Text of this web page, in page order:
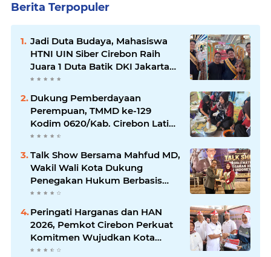
Berita Terpopuler
Jadi Duta Budaya, Mahasiswa
HTNI UIN Siber Cirebon Raih
Juara 1 Duta Batik DKI Jakarta
2026
Dukung Pemberdayaan
Perempuan, TMMD ke-129
Kodim 0620/Kab. Cirebon Latih
Ibu-Ibu Tata Boga
Talk Show Bersama Mahfud MD,
Wakil Wali Kota Dukung
Penegakan Hukum Berbasis
Integritas
Peringati Harganas dan HAN
2026, Pemkot Cirebon Perkuat
Komitmen Wujudkan Kota
Layak Anak